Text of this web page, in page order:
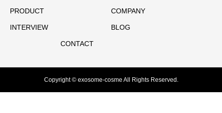
PRODUCT COMPANY
INTERVIEW BLOG
CONTACT
Copyright © exosome-cosme All Rights Reserved.